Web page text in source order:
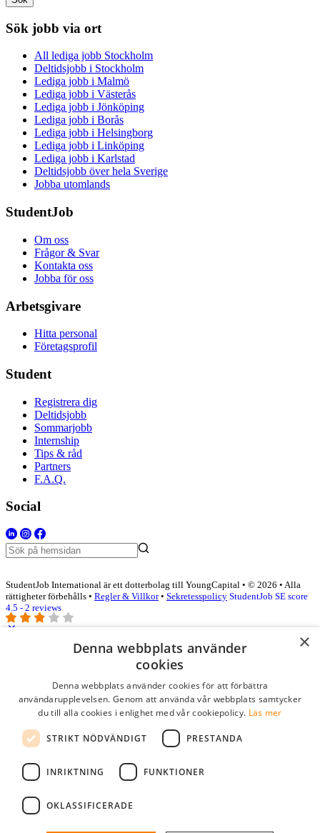
Sök jobb via ort
All lediga jobb Stockholm
Deltidsjobb i Stockholm
Lediga jobb i Malmö
Lediga jobb i Västerås
Lediga jobb i Jönköping
Lediga jobb i Borås
Lediga jobb i Helsingborg
Lediga jobb i Linköping
Lediga jobb i Karlstad
Deltidsjobb över hela Sverige
Jobba utomlands
StudentJob
Om oss
Frågor & Svar
Kontakta oss
Jobba för oss
Arbetsgivare
Hitta personal
Företagsprofil
Student
Registrera dig
Deltidsjobb
Sommarjobb
Internship
Tips & råd
Partners
F.A.Q.
Social
StudentJob International är ett dotterbolag till YoungCapital • © 2026 • Alla
rättigheter förbehålls • Regler & Villkor• Sekretesspolicy StudentJob SE score
4.5 - 2 reviews
Logga in som företag
Lösenord
kom ihåg mig
logga in
Kostnadsfri företagsprofil
×
Denna webbplats använder
cookies
Denna webbplats använder cookies för att förbättra
användarupplevelsen. Genom att använda vår webbplats samtycker
du till alla cookies i enlighet med vår cookiepolicy. Läs mer
STRIKT NÖDVÄNDIGT PRESTANDA
INRIKTNING FUNKTIONER
OKLASSIFICERADE